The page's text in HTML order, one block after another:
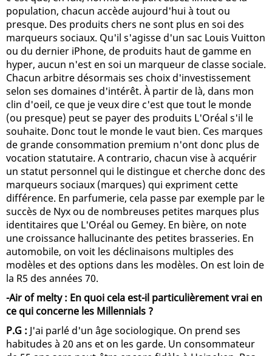
population, chacun accède aujourd'hui à tout ou
presque. Des produits chers ne sont plus en soi des
marqueurs sociaux. Qu'il s'agisse d'un sac Louis Vuitton
ou du dernier iPhone, de produits haut de gamme en
hyper, aucun n'est en soi un marqueur de classe sociale.
Chacun arbitre désormais ses choix d'investissement
selon ses domaines d'intérêt. À partir de là, dans mon
clin d'oeil, ce que je veux dire c'est que tout le monde
(ou presque) peut se payer des produits L'Oréal s'il le
souhaite. Donc tout le monde le vaut bien. Ces marques
de grande consommation premium n'ont donc plus de
vocation statutaire. A contrario, chacun vise à acquérir
un statut personnel qui le distingue et cherche donc des
marqueurs sociaux (marques) qui expriment cette
différence. En parfumerie, cela passe par exemple par le
succès de Nyx ou de nombreuses petites marques plus
identitaires que L'Oréal ou Gemey. En bière, on note
une croissance hallucinante des petites brasseries. En
automobile, on voit les déclinaisons multiples des
modèles et des options dans les modèles. On est loin de
la R5 des années 70.
-Air of melty : En quoi cela est-il particulièrement vrai en
ce qui concerne les Millennials ?
P.G : J'ai parlé d'un âge sociologique. On prend ses
habitudes à 20 ans et on les garde. Un consommateur